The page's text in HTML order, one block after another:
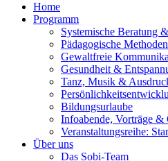
Home
Programm
Systemische Beratung
Pädagogische
Gewaltfreie
Gesundheit &
Tanz, Musik &
Bildungsurlaube
Infoabende, Vorträge &
Veranstaltungsreihe:
Über uns
Das Sobi-Team